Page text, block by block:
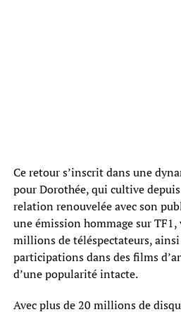
Ce retour s’inscrit dans une
pour Dorothée, qui cultive
relation renouvelée avec son
une émission hommage sur
millions de téléspectateurs, ainsi
participations dans des films
d’une popularité intacte.
Avec plus de 20 millions de